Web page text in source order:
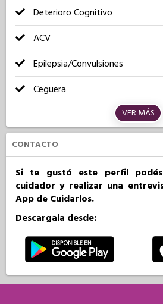
Deterioro Cognitivo
ACV
Epilepsia/Convulsiones
Ceguera
VER MÁS
CONTACTO
Si te gustó este perfil
cuidador y realizar una
App de Cuidarlos.
Descargala desde: